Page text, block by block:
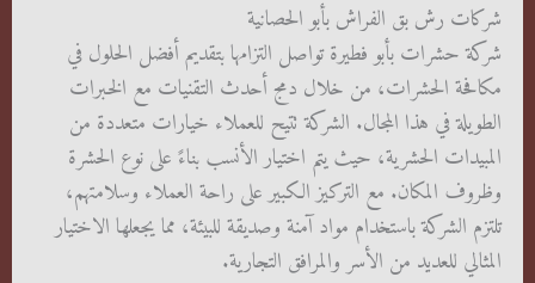
شركات رش بق الفراش بأبو الحصانية
شركة حشرات بأبو فطيرة تواصل التزامها بتقديم أفضل الحلول في
مكافحة الحشرات، من خلال دمج أحدث التقنيات مع الخبرات
الطويلة في هذا المجال. الشركة تتيح للعملاء خيارات متعددة من
المبيدات الحشرية، حيث يتم اختيار الأنسب بناءً على نوع الحشرة
وظروف المكان. مع التركيز الكبير على راحة العملاء وسلامتهم،
تلتزم الشركة باستخدام مواد آمنة وصديقة للبيئة، مما يجعلها الاختيار
المثالي للعديد من الأسر والمرافق التجارية.